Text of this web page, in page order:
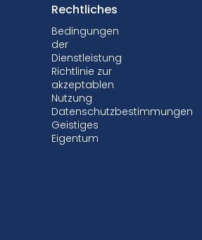
Rechtliches
Bedingungen
der
Dienstleistung
Richtlinie zur
akzeptablen
Nutzung
Datenschutzbestimmungen
Geistiges
Eigentum